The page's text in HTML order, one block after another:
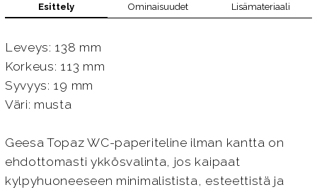
Esittely Ominaisuudet Lisämateriaali
Leveys: 138 mm
Korkeus: 113 mm
Syvyys: 19 mm
Väri: musta
Geesa Topaz WC-paperiteline ilman kantta on
ehdottomasti ykkösvalinta, jos kaipaat
kylpyhuoneeseen minimalistista, esteettistä ja